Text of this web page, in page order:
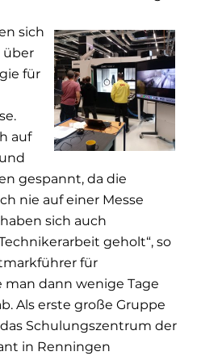
sich
über
für
auf
gespannt, da die
nie auf einer Messe
sich auch
geholt“, so
für
dann wenige Tage
Als erste große Gruppe
Schulungszentrum der
in Renningen